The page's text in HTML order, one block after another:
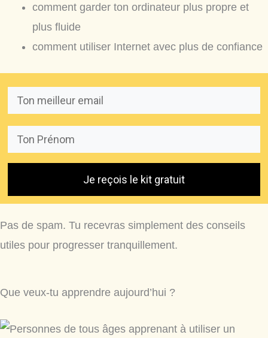
comment garder ton ordinateur plus propre et
plus fluide
comment utiliser Internet avec plus de confiance
Je reçois le kit gratuit
Pas de spam. Tu recevras simplement des conseils
utiles pour progresser tranquillement.
Que veux-tu apprendre aujourd’hui ?